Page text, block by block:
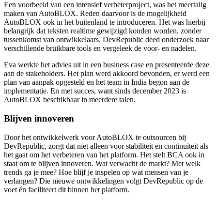
Een voorbeeld van een intensief verbeterproject, was het meertalig
maken van AutoBLOX. Reden daarvoor is de mogelijkheid
AutoBLOX ook in het buitenland te introduceren. Het was hierbij
belangrijk dat teksten realtime gewijzigd konden worden, zonder
tussenkomst van ontwikkelaars. DevRepublic deed onderzoek naar
verschillende bruikbare tools en vergeleek de voor- en nadelen.
Eva werkte het advies uit in een business case en presenteerde deze
aan de stakeholders. Het plan werd akkoord bevonden, er werd een
plan van aanpak opgesteld en het team in India begon aan de
implementatie. En met succes, want sinds december 2023 is
AutoBLOX beschikbaar in meerdere talen.
Blijven innoveren
Door het ontwikkelwerk voor AutoBLOX te outsourcen bij
DevRepublic, zorgt dat niet alleen voor stabiliteit en continuïteit als
het gaat om het verbeteren van het platform. Het stelt BCA ook in
staat om te blijven innoveren. Wat verwacht de markt? Met welk
trends ga je mee? Hoe blijf je inspelen op wat mensen van je
verlangen? Die nieuwe ontwikkelingen volgt DevRepublic op de
voet én faciliteert dit binnen het platform.